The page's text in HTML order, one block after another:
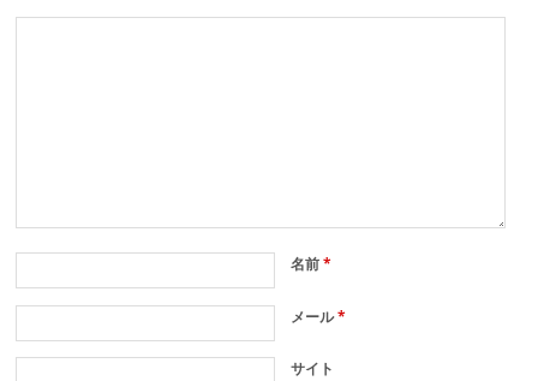
名前*
メール*
サイト